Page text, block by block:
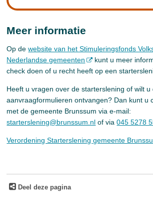
Meer informatie
Op dewebsite van het Stimuleringsfonds
Nederlandse gemeenten
kunt u meer
check doen of u recht heeft op een
Heeft u vragen over de starterslening of wilt u
aanvraagformulieren ontvangen? Dan kunt u
met de gemeente Brunssum via e-mail:
starterslening@brunssum.nl of via045 5278
Verordening Starterslening gemeente
Deel deze pagina